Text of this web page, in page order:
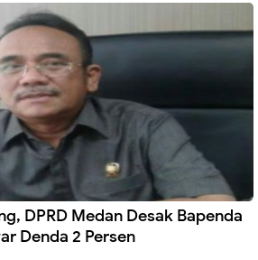
DPRD Medan Desak Bapenda
Denda 2 Persen